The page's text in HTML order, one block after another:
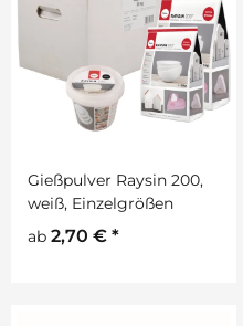
Gießpulver Raysin 200,
weiß, Einzelgrößen
ab 2,70 € *